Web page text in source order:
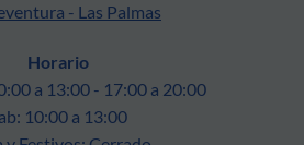
- Las Palmas
Horario
a 13:00 - 17:00 a 20:00
10:00 a 13:00